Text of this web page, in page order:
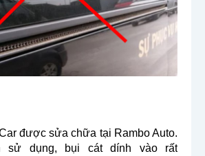
được sửa chữa tại Rambo Auto.
sử dụng, bụi cát dính vào rất